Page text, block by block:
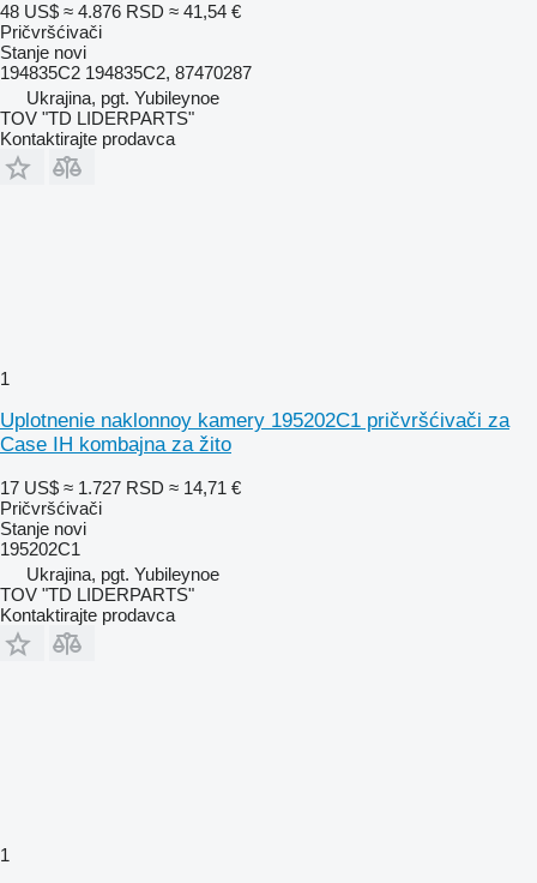
48 US$ ≈ 4.876 RSD ≈ 41,54 €
Pričvršćivači
Stanje novi
194835C2 194835C2, 87470287
Ukrajina, pgt. Yubileynoe
TOV "TD LIDERPARTS"
Kontaktirajte prodavca
1
Uplotnenie naklonnoy kamery 195202C1 pričvršćivači za
Case IH kombajna za žito
17 US$ ≈ 1.727 RSD ≈ 14,71 €
Pričvršćivači
Stanje novi
195202C1
Ukrajina, pgt. Yubileynoe
TOV "TD LIDERPARTS"
Kontaktirajte prodavca
1